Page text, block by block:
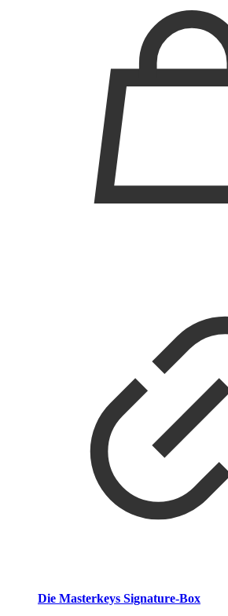
Die Masterkeys Signature-Box